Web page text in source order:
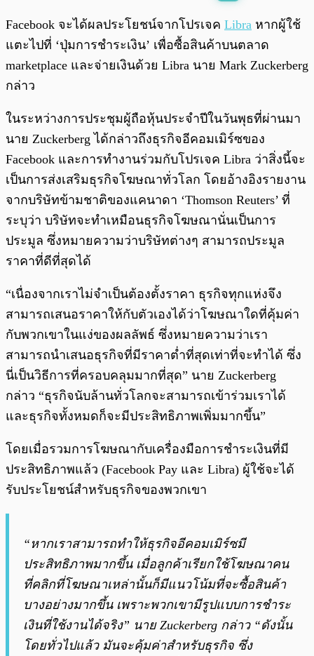
พร้อมเล่น 0:00
Facebook จะได้ผลประโยชน์จากโปรเจค Libra หากผู้ใช้
แตะไปที่ ‘ปุ่มการชำระเงิน’ เพื่อซื้อสินค้าบนตลาด
marketplace และจ่ายเงินด้วย Libra นาย Mark Zuckerberg
กล่าว
ในระหว่างการประชุมผู้ถือหุ้นประจำปีในวันพุธที่ผ่านมา
นาย Zuckerberg ได้กล่าวถึงธุรกิจอีคอมเมิร์ซของ
Facebook และการทำงานร่วมกับโปรเจค Libra ว่าสิ่งนี้จะ
เป็นการส่งเสริมธุรกิจโฆษณาทั่วโลก โดยอ้างอิงรายงาน
จากบริษัทข้ามชาติของแคนาดา ‘Thomson Reuters’ ที่
ระบุว่า บริษัทจะทำเหมือนธุรกิจโฆษณานั่นเป็นการ
ประมูล ซึ่งหมายความว่าบริษัทต่างๆ สามารถประมูล
ราคาที่ดีที่สุดได้
“เนื่องจากเราไม่จำเป็นต้องตั้งราคา ธุรกิจทุกแห่งจึง
สามารถเสนอราคาให้กับตัวเองได้ว่าโฆษณาใดที่คุ้มค่า
กับพวกเขาในแง่ของผลลัพธ์ ซึ่งหมายความว่าเรา
สามารถนำเสนอธุรกิจที่มีราคาต่ำที่สุดเท่าที่จะทำได้ ซึ่ง
นี่เป็นวิธีการที่ครอบคลุมมากที่สุด” นาย Zuckerberg
กล่าว “ธุรกิจนับล้านทั่วโลกจะสามารถเข้าร่วมเราได้
และธุรกิจทั้งหมดก็จะมีประสิทธิภาพเพิ่มมากขึ้น”
โดยเมื่อรวมการโฆษณากับเครื่องมือการชำระเงินที่มี
ประสิทธิภาพแล้ว (Facebook Pay และ Libra) ผู้ใช้จะได้
รับประโยชน์สำหรับธุรกิจของพวกเขา
“หากเราสามารถทำให้ธุรกิจอีคอมเมิร์ซมี
ประสิทธิภาพมากขึ้น เมื่อลูกค้าเรียกใช้โฆษณาคน
ที่คลิกที่โฆษณาเหล่านั้นก็มีแนวโน้มที่จะซื้อสินค้า
บางอย่างมากขึ้น เพราะพวกเขามีรูปแบบการชำระ
เงินที่ใช้งานได้จริง” นาย Zuckerberg กล่าว “ดังนั้น
โดยทั่วไปแล้ว มันจะคุ้มค่าสำหรับธุรกิจ ซึ่ง